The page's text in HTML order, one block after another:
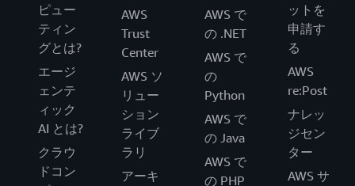
ピュー
ティン
グとは?
エージ
ェンテ
ィック
AI とは?
クラウ
ドコン
AWS
Trust
Center
AWS ソ
リュー
ション
ライブ
ラリ
アーキ
AWS で
の .NET
AWS で
の
Python
AWS で
の Java
AWS で
の PHP
ットを
申請す
る
AWS
re:Post
ナレッ
ジセン
ター
AWS サ